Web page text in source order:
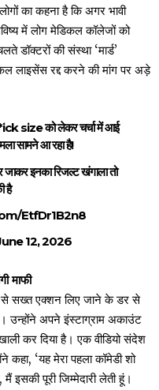
का कहना है कि अगर भावी
में लोग मेडिकल कॉलेजों को
डॉक्टरों की संस्था ‘मार्ड’
लाइसेंस रद्द करने की मांग पर अड़े
size को लेकर चर्चा में आई
सामने आ रहा है!
इनका रिजल्ट खंगाला तो
है
EtfDr1B2n8
12, 2026
माफी
सख्त एक्शन लिए जाने के डर से
अपने इंस्टाग्राम अकाउंट
कर दिया है। एक वीडियो संदेश
कहा, ‘यह मेरा पहला कॉमेडी शो
इसकी पूरी जिम्मेदारी लेती हूं।